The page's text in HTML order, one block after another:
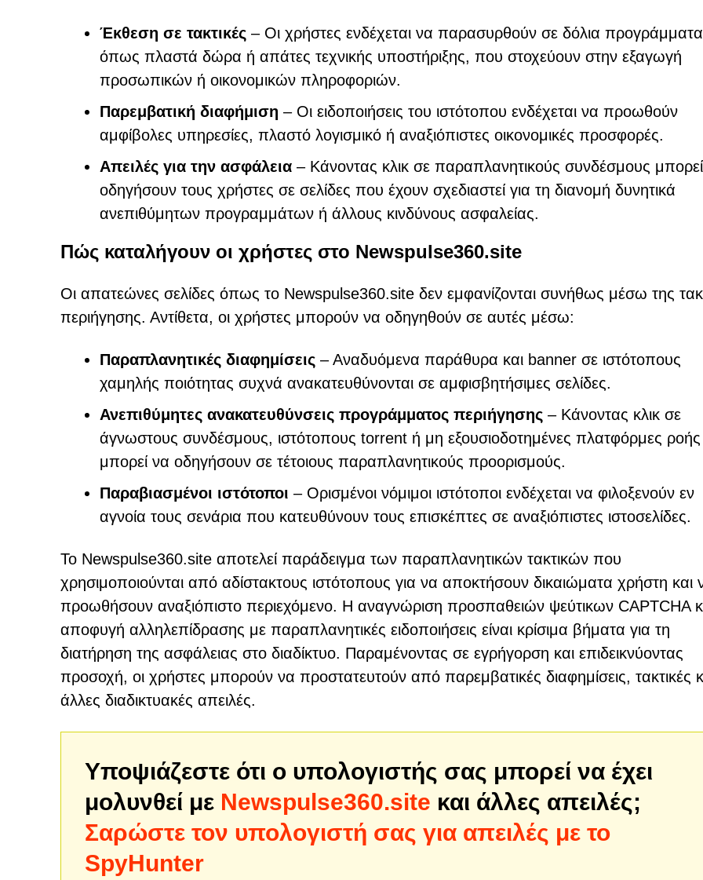
Έκθεση σε τακτικές – Οι χρήστες ενδέχεται να παρασυρθούν σε δόλια
όπως πλαστά δώρα ή απάτες τεχνικής υποστήριξης, που στοχεύουν στην εξαγωγή
προσωπικών ή οικονομικών πληροφοριών.
Παρεμβατική διαφήμιση – Οι ειδοποιήσεις του ιστότοπου ενδέχεται να προωθούν
αμφίβολες υπηρεσίες, πλαστό λογισμικό ή αναξιόπιστες οικονομικές προσφορές.
Απειλές για την ασφάλεια – Κάνοντας κλικ σε παραπλανητικούς συνδέσμους
οδηγήσουν τους χρήστες σε σελίδες που έχουν σχεδιαστεί για τη διανομή δυνητικά
ανεπιθύμητων προγραμμάτων ή άλλους κινδύνους ασφαλείας.
Πώς καταλήγουν οι χρήστες στο Newspulse360.site
Οι απατεώνες σελίδες όπως το Newspulse360.site δεν εμφανίζονται συνήθως μέσω της
περιήγησης. Αντίθετα, οι χρήστες μπορούν να οδηγηθούν σε αυτές μέσω:
Παραπλανητικές διαφημίσεις – Αναδυόμενα παράθυρα και banner σε ιστότοπους
χαμηλής ποιότητας συχνά ανακατευθύνονται σε αμφισβητήσιμες σελίδες.
Ανεπιθύμητες ανακατευθύνσεις προγράμματος περιήγησης – Κάνοντας κλικ σε
άγνωστους συνδέσμους, ιστότοπους torrent ή μη εξουσιοδοτημένες πλατφόρμες ροής
μπορεί να οδηγήσουν σε τέτοιους παραπλανητικούς προορισμούς.
Παραβιασμένοι ιστότοποι – Ορισμένοι νόμιμοι ιστότοποι ενδέχεται να φιλοξενούν εν
αγνοία τους σενάρια που κατευθύνουν τους επισκέπτες σε αναξιόπιστες ιστοσελίδες.
Το Newspulse360.site αποτελεί παράδειγμα των παραπλανητικών τακτικών που
χρησιμοποιούνται από αδίστακτους ιστότοπους για να αποκτήσουν δικαιώματα χρήστη και
προωθήσουν αναξιόπιστο περιεχόμενο. Η αναγνώριση προσπαθειών ψεύτικων CAPTCHA
αποφυγή αλληλεπίδρασης με παραπλανητικές ειδοποιήσεις είναι κρίσιμα βήματα για τη
διατήρηση της ασφάλειας στο διαδίκτυο. Παραμένοντας σε εγρήγορση και επιδεικνύοντας
προσοχή, οι χρήστες μπορούν να προστατευτούν από παρεμβατικές διαφημίσεις, τακτικές
άλλες διαδικτυακές απειλές.
Υποψιάζεστε ότι ο υπολογιστής σας μπορεί να έχει
μολυνθεί με Newspulse360.site και άλλες απειλές;
Σαρώστε τον υπολογιστή σας για απειλές με το
SpyHunter